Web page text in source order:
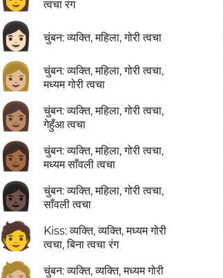
त्वचा रंग
चुंबन: व्यक्ति, महिला, गोरी त्वचा
चुंबन: व्यक्ति, महिला, गोरी त्वचा,
मध्यम गोरी त्वचा
चुंबन: व्यक्ति, महिला, गोरी त्वचा,
गेहुँआ त्वचा
चुंबन: व्यक्ति, महिला, गोरी त्वचा,
मध्यम साँवली त्वचा
चुंबन: व्यक्ति, महिला, गोरी त्वचा,
साँवली त्वचा
Kiss: व्यक्ति, व्यक्ति, मध्यम गोरी
त्वचा, बिना त्वचा रंग
चुंबन: व्यक्ति, व्यक्ति, मध्यम गोरी